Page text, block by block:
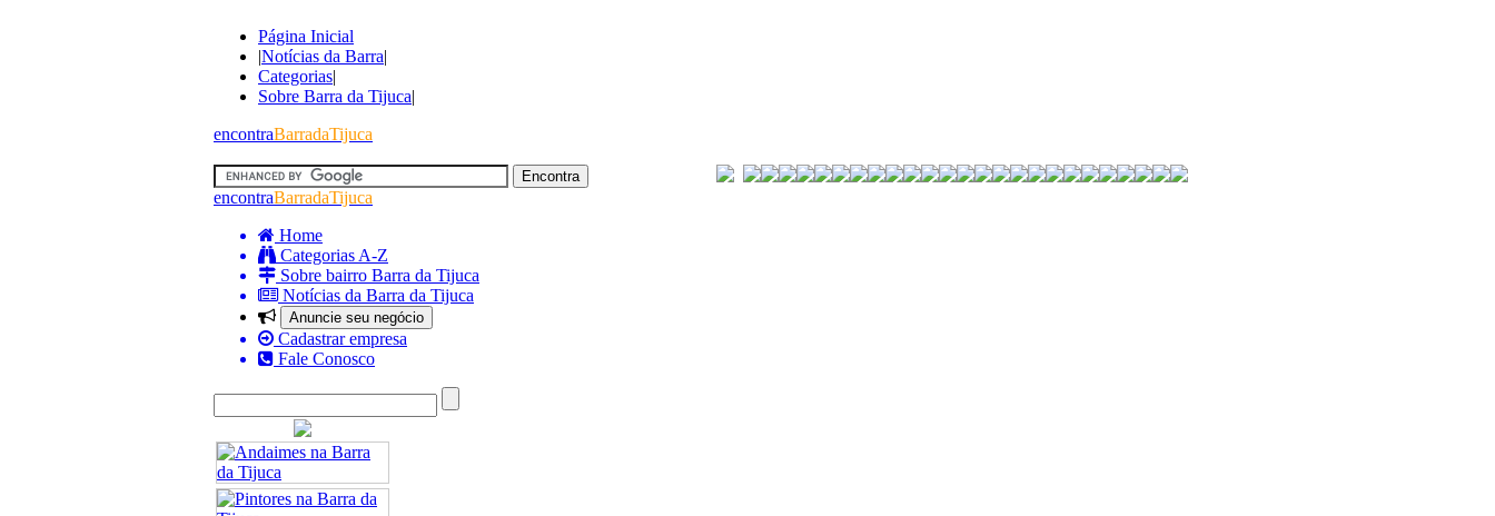
Página Inicial
|Notícias da Barra|
Categorias|
Sobre Barra da Tijuca|
encontraBarradaTijuca
encontraBarradaTijuca
Home
Categorias A-Z
Sobre bairro Barra da Tijuca
Notícias da Barra da Tijuca
Anuncie seu negócio
Cadastrar empresa
Fale Conosco